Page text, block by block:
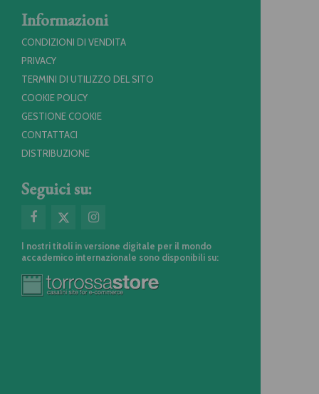
Informazioni
CONDIZIONI DI VENDITA
PRIVACY
TERMINI DI UTILIZZO DEL SITO
COOKIE POLICY
GESTIONE COOKIE
CONTATTACI
DISTRIBUZIONE
Seguici su:
I nostri titoli in versione digitale per il mondo
accademico internazionale sono disponibili su: